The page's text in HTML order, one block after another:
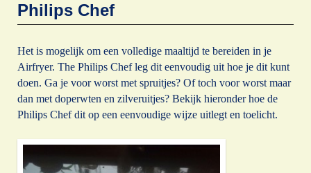
Philips Chef
Het is mogelijk om een volledige maaltijd te bereiden in je
Airfryer. The Philips Chef leg dit eenvoudig uit hoe je dit kunt
doen. Ga je voor worst met spruitjes? Of toch voor worst maar
dan met doperwten en zilveruitjes? Bekijk hieronder hoe de
Philips Chef dit op een eenvoudige wijze uitlegt en toelicht.